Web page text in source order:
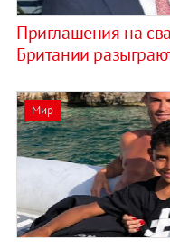
Приглашения на
Британии
Мир